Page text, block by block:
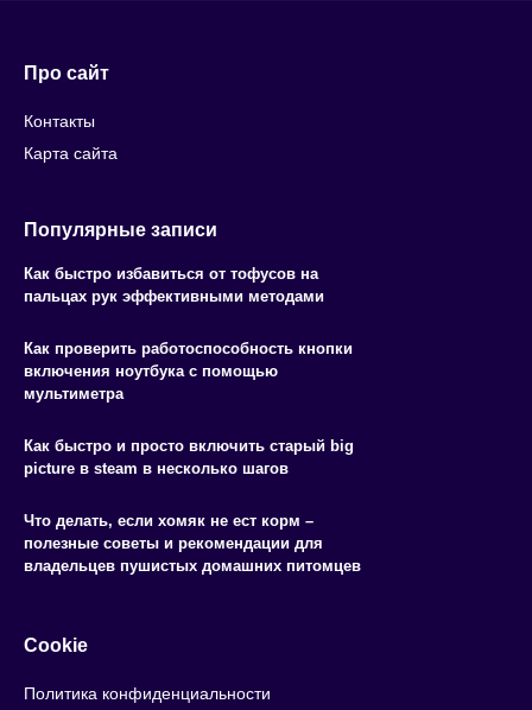
Про сайт
Контакты
Карта сайта
Популярные записи
Как быстро избавиться от тофусов на
пальцах рук эффективными методами
Как проверить работоспособность кнопки
включения ноутбука с помощью
мультиметра
Как быстро и просто включить старый big
picture в steam в несколько шагов
Что делать, если хомяк не ест корм –
полезные советы и рекомендации для
владельцев пушистых домашних питомцев
Cookie
Политика конфиденциальности